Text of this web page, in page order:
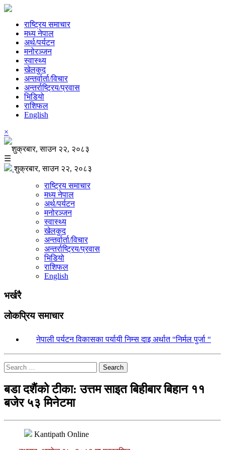
राष्ट्रिय समाचार
मध्य नेपाल
अर्थ/पर्यटन
मनोरञ्जन
स्वास्थ्य
खेलकुद
अन्तर्वार्ता/विचार
अन्तर्राष्ट्रिय/प्रवास
भिडियो
राशिफल
English
×
शुक्रबार, साउन २२, २०८३
☰
शुक्रबार, साउन २२, २०८३
राष्ट्रिय समाचार
मध्य नेपाल
अर्थ/पर्यटन
मनोरञ्जन
स्वास्थ्य
खेलकुद
अन्तर्वार्ता/विचार
अन्तर्राष्ट्रिय/प्रवास
भिडियो
राशिफल
English
भर्खरै
लोकप्रिय समाचार
नेपाली पर्यटन विकासका पर्यायी निम्स दाइ अर्थात “निर्मल पुर्जा “
Search
बडा दशैंको टीका: उत्तम साइत बिहीबार बिहान ११
बजेर ५३ मिनेटमा
Kantipath Online